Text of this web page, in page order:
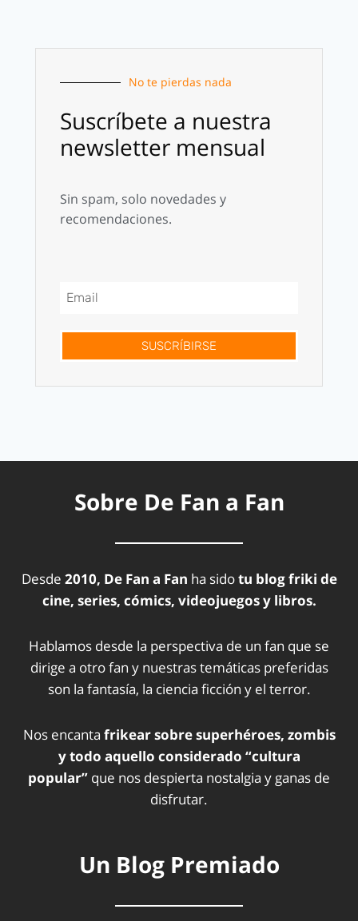
No te pierdas nada
Suscríbete a nuestra
newsletter mensual
Sin spam, solo novedades y
recomendaciones.
SUSCRÍBIRSE
Sobre De Fan a Fan
Desde 2010, De Fan a Fan ha sidotu blog friki de
cine, series, cómics, videojuegos y libros.
Hablamos desde la perspectiva de un fan que se
dirige a otro fan y nuestras temáticas preferidas
son la fantasía, la ciencia ficción y el terror.
Nos encanta frikear sobre superhéroes, zombis
y todo aquello considerado “cultura
popular” que nos despierta nostalgia y ganas de
disfrutar.
Un Blog Premiado